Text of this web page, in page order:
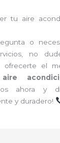
tu aire
o
no
ofrecerte el
ahora y
y duradero!